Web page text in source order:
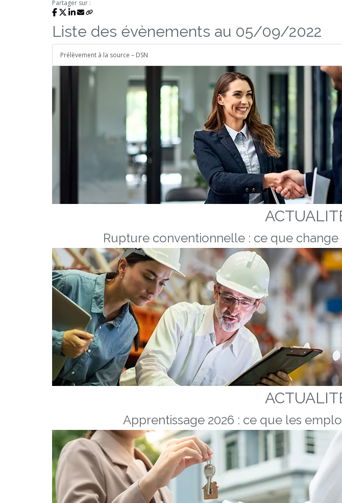
Partager sur :
Liste des évènements au 05/09/2022
Prélèvement à la source – DSN
Rupture conventionnelle : ce que
Apprentissage 2026 : ce que les